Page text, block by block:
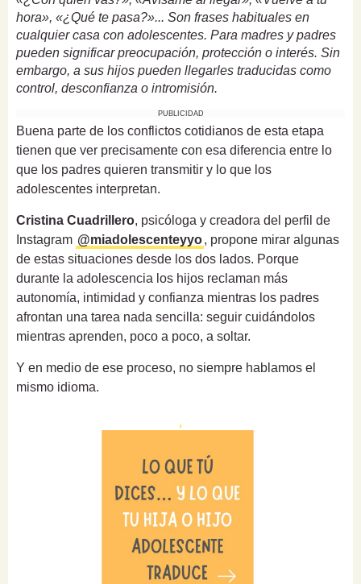
hora», «¿Qué te pasa?»... Son frases habituales en
cualquier casa con adolescentes. Para madres y padres
pueden significar preocupación, protección o interés. Sin
embargo, a sus hijos pueden llegarles traducidas como
control, desconfianza o intromisión.
PUBLICIDAD
Buena parte de los conflictos cotidianos de esta etapa
tienen que ver precisamente con esa diferencia entre lo
que los padres quieren transmitir y lo que los
adolescentes interpretan.
Cristina Cuadrillero, psicóloga y creadora del perfil de
Instagram @miadolescenteyyo, propone mirar algunas
de estas situaciones desde los dos lados. Porque
durante la adolescencia los hijos reclaman más
autonomía, intimidad y confianza mientras los padres
afrontan una tarea nada sencilla: seguir cuidándolos
mientras aprenden, poco a poco, a soltar.
Y en medio de ese proceso, no siempre hablamos el
mismo idioma.